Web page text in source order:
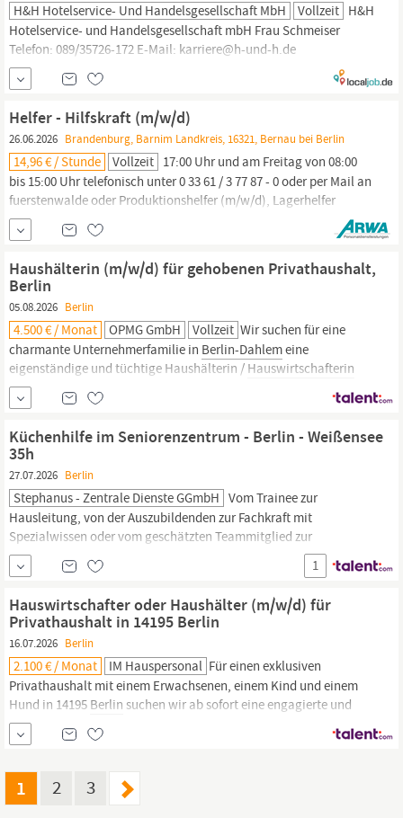
H&H Hotelservice- Und Handelsgesellschaft MbH Vollzeit H&H
Hotelservice- und Handelsgesellschaft mbH Frau Schmeiser
Telefon: 089/35726-172 E-Mail: karriere@h-und-h.de
Olschewskibogen 14 - 80935 München - www.h-und-h.de
Housekeeping-Mitarbeiterin; Haushaltskraft;
Hauswirtschaftskraft;
Hauswirtschaftsmitarbeiterin;Immobilienexperte/-expertin;
Helfer - Hilfskraft (m/w/d)
26.06.2026 Brandenburg, Barnim Landkreis, 16321, Bernau bei Berlin
14,96 € / Stunde Vollzeit 17:00 Uhr und am Freitag von 08:00
bis 15:00 Uhr telefonisch unter 0 33 61 / 3 77 87 - 0 oder per Mail an
fuerstenwalde oder Produktionshelfer (m/w/d), Lagerhelfer
(m/w/d), Hilfsarbeiter (m/w/d), Bauhelfer (m/w/d),
Reinigungskraft(m/w/d), Servicekraft (m/w/d) oder
(m/w/d)? Dann bewirb Dich jetzt gleich
online auf...
Haushälterin (m/w/d) für gehobenen Privathaushalt,
Berlin
05.08.2026 Berlin
4.500 € / Monat OPMG GmbH Vollzeit Wir suchen für eine
charmante Unternehmerfamilie in Berlin-Dahlemeine
eigenständige und tüchtige Haushälterin / Hauswirtschafterin
(m/w/d), die sich langfristig um das grosszügige Haus mit den
dazugehörigen Einheiten kümmert. DAS IST OPMG
Weltrang Wir begleiten Sie auch
Küchenhilfe im Seniorenzentrum - Berlin - Weißensee
35h
27.07.2026 Berlin
Stephanus - Zentrale Dienste GGmbH Vom Trainee zur
Hausleitung, von der Auszubildenden zur Fachkraft mit
Spezialwissen oder vom geschätzten Teammitglied zur
Bereichsleitung: Welchen nächsten Entwicklungsschritt
wünschen Sie sich – fachlich, räumlich oder finanziell? Sprechen
Sie mit uns darüber! Sie unterstützen das Küchenteam am
StandortBerlin-Weißenseeim täglichen Produktions- und...
1
Hauswirtschafter oder Haushälter (m/w/d) für
Privathaushalt in 14195 Berlin
16.07.2026 Berlin
2.100 € / Monat IM Hauspersonal Für einen exklusiven
Privathaushalt mit einem Erwachsenen, einem Kind und einem
Hund in 14195 Berlin suchen wir ab sofort eine engagierte und
erfahrene Vollzeitkraft im Bereich
Suche nach einer verantwortungsvollen Aufgabe in einem
Bewerbung.
1 2 3